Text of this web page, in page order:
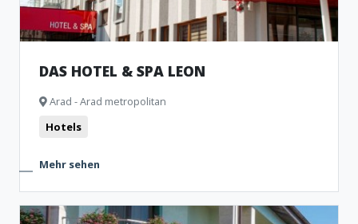
DAS HOTEL & SPA LEON
Arad - Arad metropolitan
Hotels
Mehr sehen